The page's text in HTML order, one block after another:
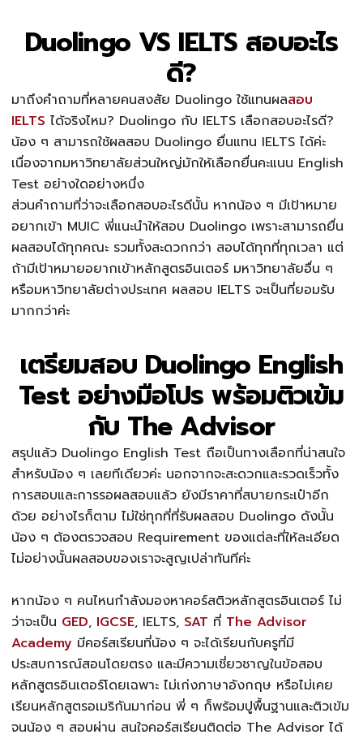
Duolingo VS IELTS สอบอะไร
ดี?
มาถึงคำถามที่หลายคนสงสัย Duolingo ใช้แทนผลสอบ
IELTS ได้จริงไหม? Duolingo กับ IELTS เลือกสอบอะไรดี?
น้อง ๆ สามารถใช้ผลสอบ Duolingo ยื่นแทน IELTS ได้ค่ะ
เนื่องจากมหาวิทยาลัยส่วนใหญ่มักให้เลือกยื่นคะแนน English
Test อย่างใดอย่างหนึ่ง
ส่วนคำถามที่ว่าจะเลือกสอบอะไรดีนั้น หากน้อง ๆ มีเป้าหมาย
อยากเข้า MUIC พี่แนะนำให้สอบ Duolingo เพราะสามารถยื่น
ผลสอบได้ทุกคณะ รวมทั้งสะดวกกว่า สอบได้ทุกที่ทุกเวลา แต่
ถ้ามีเป้าหมายอยากเข้าหลักสูตรอินเตอร์ มหาวิทยาลัยอื่น ๆ
หรือมหาวิทยาลัยต่างประเทศ ผลสอบ IELTS จะเป็นที่ยอมรับ
มากกว่าค่ะ
เตรียมสอบ Duolingo English
Test อย่างมือโปร พร้อมติวเข้ม
กับ The Advisor
สรุปแล้ว Duolingo English Test ถือเป็นทางเลือกที่น่าสนใจ
สำหรับน้อง ๆ เลยทีเดียวค่ะ นอกจากจะสะดวกและรวดเร็วทั้ง
การสอบและการรอผลสอบแล้ว ยังมีราคาที่สบายกระเป๋าอีก
ด้วย อย่างไรก็ตาม ไม่ใช่ทุกที่ที่รับผลสอบ Duolingo ดังนั้น
น้อง ๆ ต้องตรวจสอบ Requirement ของแต่ละที่ให้ละเอียด
ไม่อย่างนั้นผลสอบของเราจะสูญเปล่าทันทีค่ะ
หากน้อง ๆ คนไหนกำลังมองหาคอร์สติวหลักสูตรอินเตอร์ ไม่
ว่าจะเป็น GED, IGCSE, IELTS, SAT ที่ The Advisor
Academy มีคอร์สเรียนที่น้อง ๆ จะได้เรียนกับครูที่มี
ประสบการณ์สอนโดยตรง และมีความเชี่ยวชาญในข้อสอบ
หลักสูตรอินเตอร์โดยเฉพาะ ไม่เก่งภาษาอังกฤษ หรือไม่เคย
เรียนหลักสูตรอเมริกันมาก่อน พี่ ๆ ก็พร้อมปูพื้นฐานและติวเข้ม
จนน้อง ๆ สอบผ่าน สนใจคอร์สเรียนติดต่อ The Advisor ได้